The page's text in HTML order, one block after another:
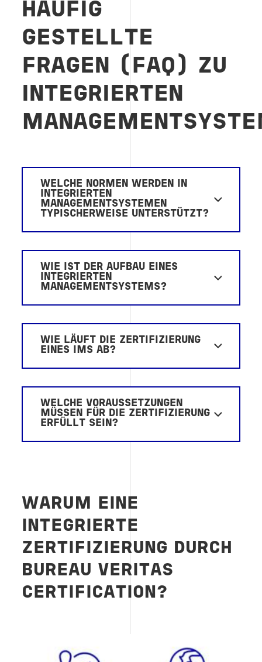
HÄUFIG
GESTELLTE
FRAGEN (FAQ) ZU
INTEGRIERTEN
WELCHE NORMEN WERDEN IN
INTEGRIERTEN
MANAGEMENTSYSTEMEN
TYPISCHERWEISE UNTERSTÜTZT?
WIE IST DER AUFBAU EINES
INTEGRIERTEN
MANAGEMENTSYSTEMS?
WIE LÄUFT DIE ZERTIFIZIERUNG
EINES IMS AB?
WELCHE VORAUSSETZUNGEN
MÜSSEN FÜR DIE ZERTIFIZIERUNG
ERFÜLLT SEIN?
WARUM EINE
INTEGRIERTE
ZERTIFIZIERUNG DURCH
BUREAU VERITAS
CERTIFICATION?